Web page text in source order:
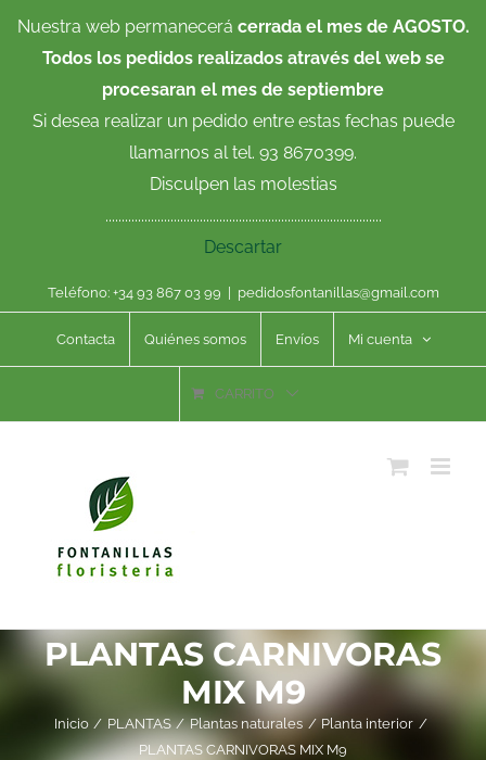
Nuestra web permanecerá cerrada el mes de AGOSTO.
Todos los pedidos realizados através del web se
procesaran el mes de septiembre
Si desea realizar un pedido entre estas fechas puede
llamarnos al tel. 93 8670399.
Disculpen las molestias
.....................................................................................
Descartar
Teléfono: +34 93 867 03 99 pedidosfontanillas@gmail.com
Contacta Quiénes somos Envíos Mi cuenta
CARRITO
PLANTAS CARNIVORAS
MIX M9
Inicio PLANTAS Plantas naturales
Planta interior
PLANTAS CARNIVORAS MIX M9